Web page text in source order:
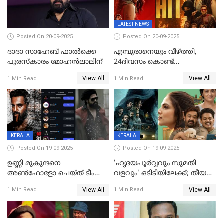
Posted On 20-09-2025
ദാദാ സാഹേബ് ഫാൽക്കെ
പുരസ്‌കാരം മോഹൻലാലിന്
1 Min Read View All
LATEST NEWS
Posted On 20-09-2025
എമ്പുരാനെയും വീഴ്ത്തി,
24ദിവസം കൊണ്ട്
ഇൻഡസ്ട്രി ഹിറ്റ്;
റെക്കോർഡുമായി ലോക
1 Min Read View All
KERALA
Posted On 19-09-2025
ഉണ്ണി മുകുന്ദനെ
അൺഫോളോ ചെയ്ത് ടീം
മാർക്കോയിൽ യാഷ്,
പൃഥ്വിരാജ്,
മമ്മുട്ടി,മോഹൻലാൽ..ചർച്ചകളുമായി
1 Min Read View All
KERALA
Posted On 19-09-2025
'ഹൃദയപൂര്‍വ്വവും സുമതി
വളവും' ഒടിടിയിലേക്ക്; തീയതി
1 Min Read View All